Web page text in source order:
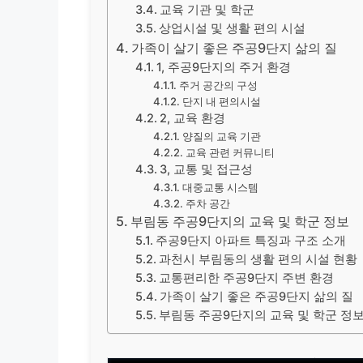
교육 기관 및 학군
상업시설 및 생활 편의 시설
가족이 살기 좋은 주공9단지 삶의 질
1, 주공9단지의 주거 환경
주거 공간의 구성
단지 내 편의시설
2, 교육 환경
양질의 교육 기관
교육 관련 커뮤니티
3, 교통 및 접근성
대중교통 시스템
주차 공간
부림동 주공9단지의 교육 및 학군 정보
주공9단지 아파트 특징과 구조 소개
과천시 부림동의 생활 편의 시설 현황
교통편리한 주공9단지 주변 환경
가족이 살기 좋은 주공9단지 삶의 질
부림동 주공9단지의 교육 및 학군 정